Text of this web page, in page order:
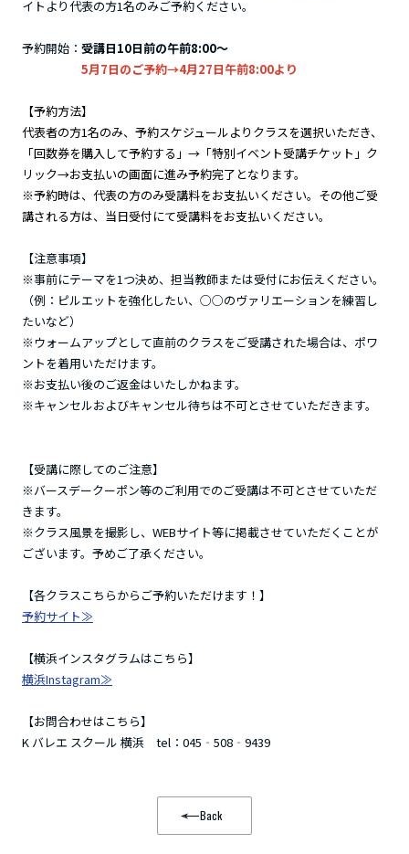
イトより代表の方1名のみご予約ください。
予約開始： 受講日10日前の午前8:00～
5月7日のご予約→4月27日午前8:00より
【予約方法】
代表者の方1名のみ、予約スケジュールよりクラスを選択いただき、
「回数券を購入して予約する」→「特別イベント受講チケット」ク
リック→お支払いの画面に進み予約完了となります。
※予約時は、代表の方のみ受講料をお支払いください。その他ご受
講される方は、当日受付にて受講料をお支払いください。
【注意事項】
※事前にテーマを1つ決め、担当教師または受付にお伝えください。
（例：ピルエットを強化したい、○○のヴァリエーションを練習し
たいなど）
※ウォームアップとして直前のクラスをご受講された場合は、ポワ
ントを着用いただけます。
※お支払い後のご返金はいたしかねます。
※キャンセルおよびキャンセル待ちは不可とさせていただきます。
【受講に際してのご注意】
※バースデークーポン等のご利用でのご受講は不可とさせていただ
きます。
※クラス風景を撮影し、WEBサイト等に掲載させていただくことが
ございます。予めご了承ください。
【各クラスこちらからご予約いただけます！】
予約サイト≫
【横浜インスタグラムはこちら】
横浜Instagram≫
【お問合わせはこちら】
K バレエ スクール 横浜 tel：045‐508‐9439
Back